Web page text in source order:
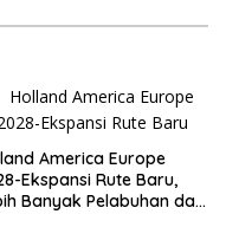
America Europe
Ekspansi Rute Baru,
Banyak Pelabuhan dan